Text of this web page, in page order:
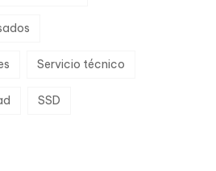
Servicio técnico
SSD